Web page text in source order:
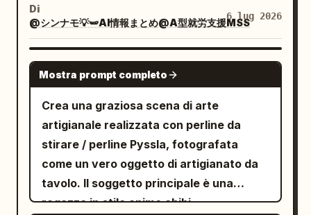
Numero etichetta “4”. Tema viola. La
creatura è un mostro viola energico con
molteplici duplicati fantasma dietro di
sé, grandi occhi, braccia che salutano,
piccoli segni di scintille intorno. Il
controllo centrale è un cerchio a punti
viola contenente un triangolo di
riproduzione. La manopola destra ha un
arco viola e un punto indicatore viola più
un piccolo segno triangolare in alto.
costruito in voxel. Lista di controllo a
destra: L'etichetta del titolo recita
elementi approvati, ognuno con un'icona
su un quadrato color crema e una
piccola etichetta color crema a destra.
Le 3 etichette, dall'alto verso il basso,
sono: 「クロード」, 「動画生成」, 「プロン
esattamente 3 schede smussate color
davanti all'auto: un cartello stretto con
un simbolo rosso e un cartello a strisce
diagonali. Il piano intermedio contiene
erba secca color beige, edifici bassi
simili a un motel, recinzioni e una fitta
fila di alberi sempreverdi scuri. Il lato
sinistro presenta esattamente 2 pini
prominenti: un albero molto alto
all'estrema sinistra e un albero più
piccolo subito a destra. Lo sfondo
accessori: un alto cilindro nero
leggermente inclinato all'indietro e
metallico appoggiati sul muso. Il gatto
tiene in bocca una pipa curva che si
estende verso destra, con fumo grigio
chiaro che si arriccia verso l'alto in
volute ornate. Usa solo una tavolozza di
nero intenso, bianco e grigio tenue,
senza colori. Il gatto deve dominare la
Di
@シンナモ💡🫛AI情報まとめ@A型就労支援MSS
6 lug 2026
GPT IMAGE 2
Mostra prompt completo
Crea una graziosa scena di arte
artigianale realizzata con perline da
stirare / perline Pyssla, fotografata
come un vero oggetto di artigianato da
tavolo. Il soggetto principale è una
ragazza in stile anime chibi